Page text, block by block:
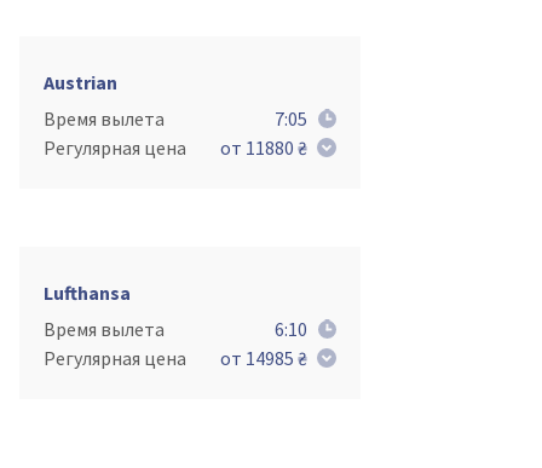
Austrian
Время вылета
7:05
Регулярная цена
от 11880 ₴
Lufthansa
Время вылета
6:10
Регулярная цена
от 14985 ₴